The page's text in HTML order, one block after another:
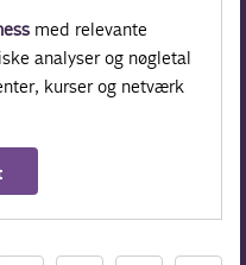
med relevante
analyser og nøgletal
kurser og netværk